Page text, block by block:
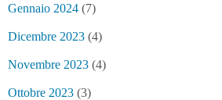
Gennaio 2024 (7)
Dicembre 2023 (4)
Novembre 2023 (4)
Ottobre 2023 (3)